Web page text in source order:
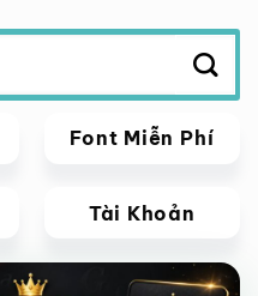
Font Miễn Phí
Tài Khoản